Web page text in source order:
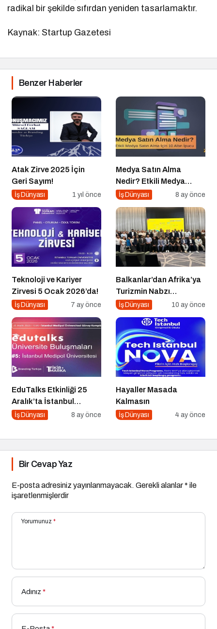
radikal bir şekilde sıfırdan yeniden tasarlamaktır.
Kaynak: Startup Gazetesi
Benzer Haberler
Atak Zirve 2025 İçin
Geri Sayım!
İş Dünyası 1 yıl önce
Medya Satın Alma
Nedir? Etkili Medya
Satın Alma İçin 10 Altın
İş Dünyası 8 ay önce
Teknoloji ve Kariyer
Zirvesi 5 Ocak 2026’da!
İş Dünyası 7 ay önce
Balkanlar’dan Afrika’ya
Turizmin Nabzı
Uzakrota Dubai’de Attı
İş Dünyası 10 ay önce
EduTalks Etkinliği 25
Aralık’ta İstanbul
Medipol
İş Dünyası 8 ay önce
Hayaller Masada
Kalmasın
İş Dünyası 4 ay önce
Bir Cevap Yaz
E-posta adresiniz yayınlanmayacak. Gerekli alanlar* ile
işaretlenmişlerdir
Yorumunuz *
Adınız *